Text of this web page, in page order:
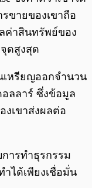
ขายของเขาถือ
ค่าสินทรัพย์ของ
ดสูงสุด
เหรียญออกจำนวน
อลลาร์ ซึ่งข้อมูล
งเขาส่งผลต่อ
ารทำธุรกรรม
ได้เพียงเชื่อมั่น